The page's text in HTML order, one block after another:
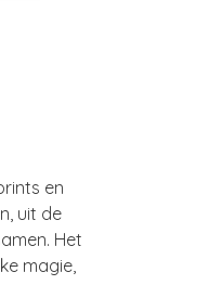
en
uit de
Het
magie,